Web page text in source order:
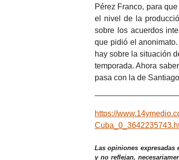
Pérez Franco, para
el nivel de la
sobre los acuerdos
que pidió el
hay sobre la situación
temporada. Ahora
pasa con la de
https://
Las opiniones
y no reflejan,